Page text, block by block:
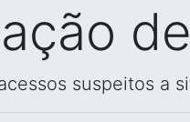
suspeitos a